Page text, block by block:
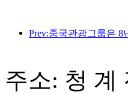
주소: 청 계